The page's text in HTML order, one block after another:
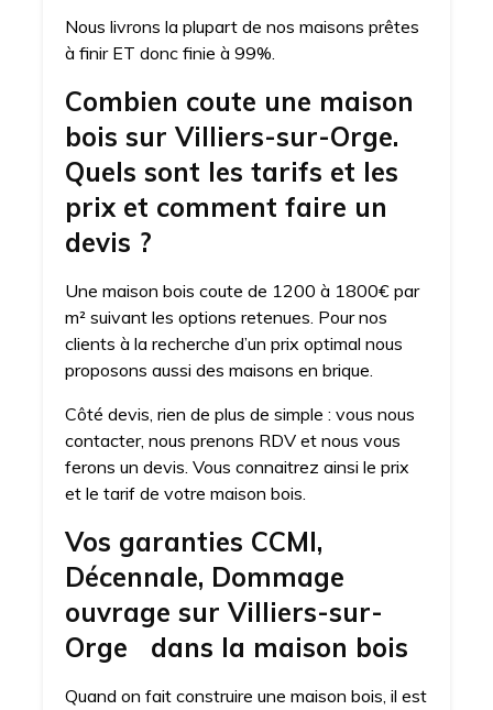
Nous livrons la plupart de nos maisons prêtes
à finir ET donc finie à 99%.
Combien coute une maison
bois sur Villiers-sur-Orge.
Quels sont les tarifs et les
prix et comment faire un
devis ?
Une maison bois coute de 1200 à 1800€ par
m² suivant les options retenues. Pour nos
clients à la recherche d’un prix optimal nous
proposons aussi des maisons en brique.
Côté devis, rien de plus de simple : vous nous
contacter, nous prenons RDV et nous vous
ferons un devis. Vous connaitrez ainsi le prix
et le tarif de votre maison bois.
Vos garanties CCMI,
Décennale, Dommage
ouvrage sur Villiers-sur-
Orge dans la maison bois
Quand on fait construire une maison bois, il est